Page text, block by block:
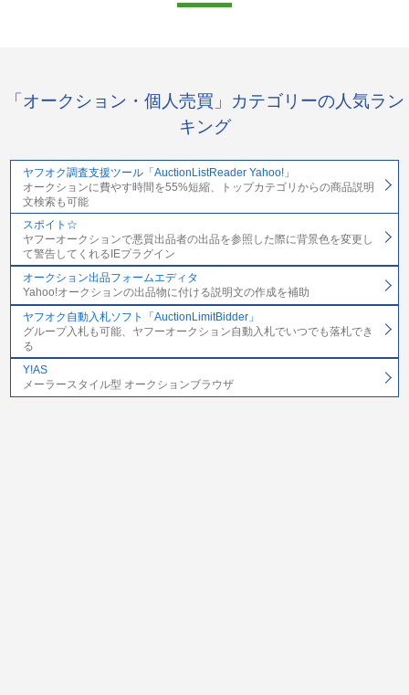
「オークション・個人売買」カテゴリーの人気ラン
キング
ヤフオク調査支援ツール「AuctionListReader Yahoo!」
オークションに費やす時間を55%短縮、トップカテゴリからの商品説明
文検索も可能
スポイト☆
ヤフーオークションで悪質出品者の出品を参照した際に背景色を変更し
て警告してくれるIEプラグイン
オークション出品フォームエディタ
Yahoo!オークションの出品物に付ける説明文の作成を補助
ヤフオク自動入札ソフト「AuctionLimitBidder」
グループ入札も可能、ヤフーオークション自動入札でいつでも落札でき
る
Y!AS
メーラースタイル型 オークションブラウザ